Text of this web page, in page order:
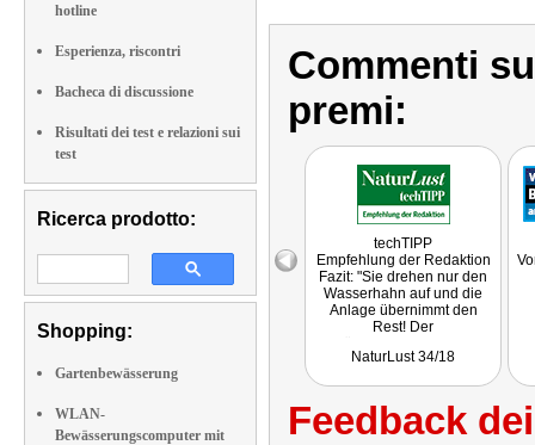
hotline
Esperienza, riscontri
Bacheca di discussione
Risultati dei test e relazioni sui
test
Ricerca prodotto:
Shopping:
Gartenbewässerung
WLAN-
Bewässerungscomputer mit
Commenti
premi:
techTIPP
Empfehlung der Redaktion
Fazit: "Sie drehen nur den
Wasserhahn auf und die
Anlage übernimmt den
Rest! Der
individuell bis zu zwei
Getestet wurde NX-7405.
NaturLust 34/18
Feedback